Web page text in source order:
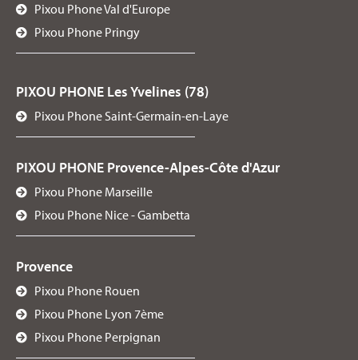
Pixou Phone Val d'Europe
Pixou Phone Pringy
PIXOU PHONE Les Yvelines (78)
Pixou Phone Saint-Germain-en-Laye
PIXOU PHONE Provence-Alpes-Côte d'Azur
Pixou Phone Marseille
Pixou Phone Nice - Gambetta
Provence
Pixou Phone Rouen
Pixou Phone Lyon 7ème
Pixou Phone Perpignan